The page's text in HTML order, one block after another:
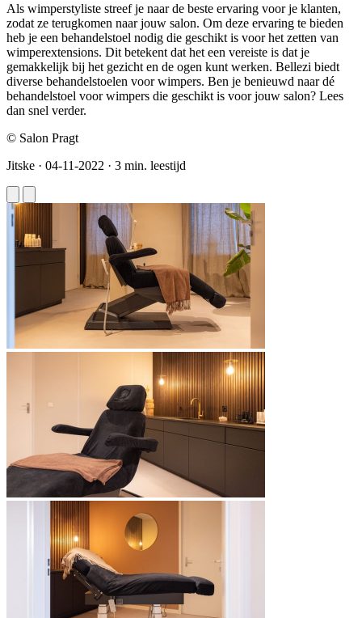
Als wimperstyliste streef je naar de beste ervaring voor je klanten,
zodat ze terugkomen naar jouw salon. Om deze ervaring te bieden
heb je een behandelstoel nodig die geschikt is voor het zetten van
wimperextensions. Dit betekent dat het een vereiste is dat je
gemakkelijk bij het gezicht en de ogen kunt werken. Bellezi biedt
diverse behandelstoelen voor wimpers. Ben je benieuwd naar dé
behandelstoel voor wimpers die geschikt is voor jouw salon? Lees
dan snel verder.
© Salon Pragt
Jitske · 04-11-2022 · 3 min. leestijd